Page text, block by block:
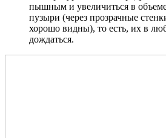
пышным и увеличиться в
пузыри (через прозрачные
хорошо видны), то есть, их в
дождаться.